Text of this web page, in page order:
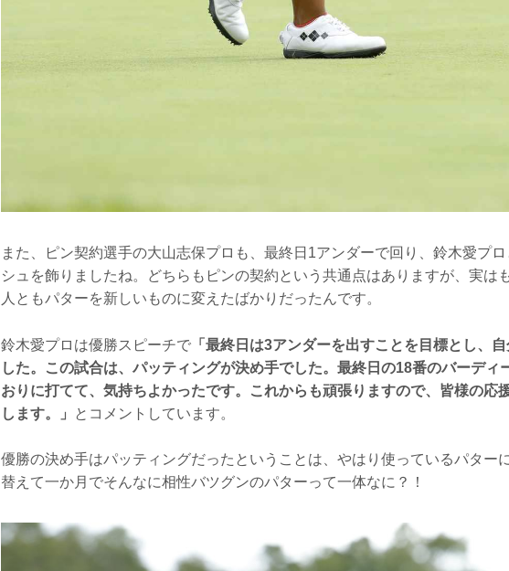
また、ピン契約選手の大山志保プロも、最終日1アンダーで回り、鈴木愛プ
シュを飾りましたね。どちらもピンの契約という共通点はありますが、実は
人ともパターを新しいものに変えたばかりだったんです。
鈴木愛プロは優勝スピーチで 「最終日は3アンダーを出すことを目標とし、
した。この試合は、パッティングが決め手でした。最終日の18番のバーディ
おりに打てて、気持ちよかったです。これからも頑張りますので、皆様の応
します。」
とコメントしています。
優勝の決め手はパッティングだったということは、やはり使っているパター
替えて一か月でそんなに相性バツグンのパターって一体なに？！